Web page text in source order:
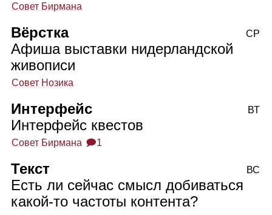
Совет Бирмана
Вёрстка
Афиша выставки нидерландской
живописи
Совет Нозика
СР
Интерфейс
Интерфейс квестов
Совет Бирмана 🗩1
ВТ
Текст
Есть ли сейчас смысл добиваться
какой‑то частоты контента?
ВС